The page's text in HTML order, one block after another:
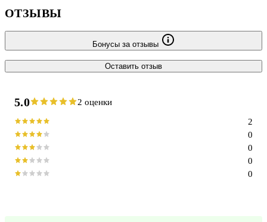
ОТЗЫВЫ
Бонусы за отзывы
Оставить отзыв
5.0 2 оценки
0
0
0
0
2